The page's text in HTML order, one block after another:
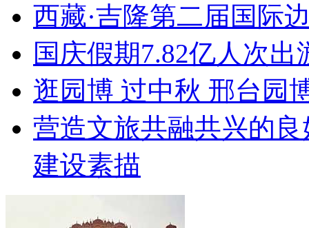
西藏·吉隆第二届国际
国庆假期7.82亿人次
逛园博 过中秋 邢台园
营造文旅共融共兴的
建设素描